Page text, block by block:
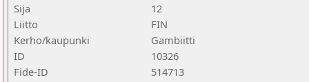
Sija
12
Liitto
FIN
Kerho/kaupunki
Gambiitti
ID
10326
Fide-ID
514713